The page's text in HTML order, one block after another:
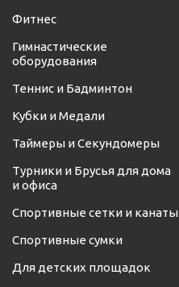
Фитнес
Гимнастические
оборудования
Теннис и Бадминтон
Кубки и Медали
Таймеры и Секундомеры
Турники и Брусья для дома
и офиса
Спортивные cетки и канаты
Спортивные сумки
Для детских площадок